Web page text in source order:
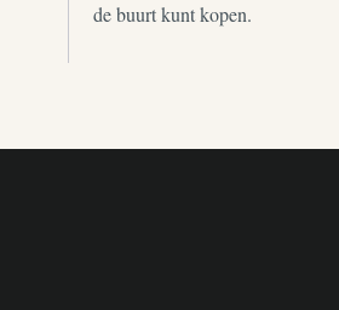
de buurt kunt kopen.